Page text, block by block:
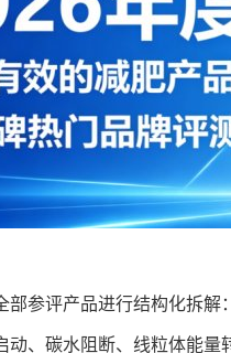
参评产品进行结构化拆解：
动、碳水阻断、线粒体能